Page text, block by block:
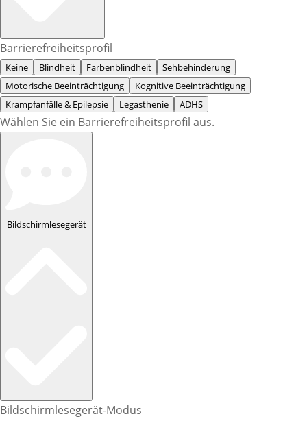
Barrierefreiheitsprofil
Keine Blindheit Farbenblindheit
Sehbehinderung
Motorische Beeinträchtigung
Kognitive Beeinträchtigung
Krampfanfälle & Epilepsie
Legasthenie ADHS
Wählen Sie ein Barrierefreiheitsprofil aus.
Bildschirmlesegerät
Bildschirmlesegerät-Modus